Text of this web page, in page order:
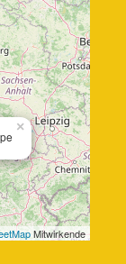
×
Mitwirkende